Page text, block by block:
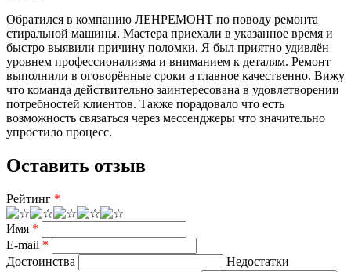
Обратился в компанию ЛЕНРЕМОНТ по поводу ремонта
стиральной машины. Мастера приехали в указанное время и
быстро выявили причину поломки. Я был приятно удивлён
уровнем профессионализма и вниманием к деталям. Ремонт
выполнили в оговорённые сроки а главное качественно. Вижу
что команда действительно заинтересована в удовлетворении
потребностей клиентов. Также порадовало что есть
возможность связаться через мессенджеры что значительно
упростило процесс.
Оставить отзыв
Рейтинг *
Имя *
E-mail *
Достоинства
Недостатки